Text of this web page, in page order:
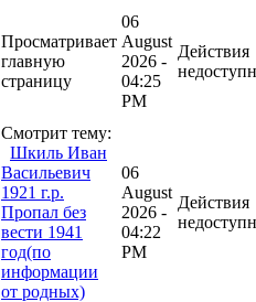
Просматривает
главную
страницу
06
August
2026 -
04:25
PM
Действия
Смотрит тему:
Шкиль Иван
Васильевич
1921 г.р.
Пропал без
вести 1941
год(по
информации
от родных)
06
August
2026 -
04:22
PM
Действия